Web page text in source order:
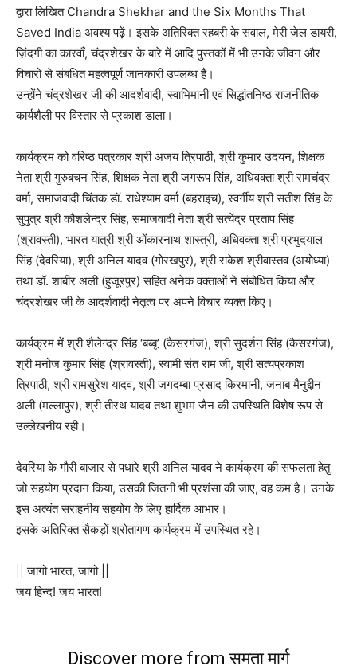
द्वारा लिखित Chandra Shekhar and the Six Months That
Saved India अवश्य पढ़ें। इसके अतिरिक्त रहबरी के सवाल, मेरी जेल डायरी,
ज़िंदगी का कारवाँ, चंद्रशेखर के बारे में आदि पुस्तकों में भी उनके जीवन और
विचारों से संबंधित महत्वपूर्ण जानकारी उपलब्ध है।
उन्होंने चंद्रशेखर जी की आदर्शवादी, स्वाभिमानी एवं सिद्धांतनिष्ठ राजनीतिक
कार्यशैली पर विस्तार से प्रकाश डाला।
कार्यक्रम को वरिष्ठ पत्रकार श्री अजय त्रिपाठी, श्री कुमार उदयन, शिक्षक
नेता श्री गुरुबचन सिंह, शिक्षक नेता श्री जगरूप सिंह, अधिवक्ता श्री रामचंद्र
वर्मा, समाजवादी चिंतक डॉ. राधेश्याम वर्मा (बहराइच), स्वर्गीय श्री सतीश सिंह के
सुपुत्र श्री कौशलेन्द्र सिंह, समाजवादी नेता श्री सत्येंद्र प्रताप सिंह
(श्रावस्ती), भारत यात्री श्री ओंकारनाथ शास्त्री, अधिवक्ता श्री प्रभुदयाल
सिंह (देवरिया), श्री अनिल यादव (गोरखपुर), श्री राकेश श्रीवास्तव (अयोध्या)
तथा डॉ. शाबीर अली (हुजूरपुर) सहित अनेक वक्ताओं ने संबोधित किया और
चंद्रशेखर जी के आदर्शवादी नेतृत्व पर अपने विचार व्यक्त किए।
कार्यक्रम में श्री शैलेन्द्र सिंह ‘बब्बू’ (कैसरगंज), श्री सुदर्शन सिंह (कैसरगंज),
श्री मनोज कुमार सिंह (श्रावस्ती), स्वामी संत राम जी, श्री सत्यप्रकाश
त्रिपाठी, श्री रामसुरेश यादव, श्री जगदम्बा प्रसाद किरमानी, जनाब मैनुद्दीन
अली (मल्लापुर), श्री तीरथ यादव तथा शुभम जैन की उपस्थिति विशेष रूप से
उल्लेखनीय रही।
देवरिया के गौरी बाजार से पधारे श्री अनिल यादव ने कार्यक्रम की सफलता हेतु
जो सहयोग प्रदान किया, उसकी जितनी भी प्रशंसा की जाए, वह कम है। उनके
इस अत्यंत सराहनीय सहयोग के लिए हार्दिक आभार।
इसके अतिरिक्त सैकड़ों श्रोतागण कार्यक्रम में उपस्थित रहे।
|| जागो भारत, जागो ||
जय हिन्द! जय भारत!
Discover more from समता मार्ग